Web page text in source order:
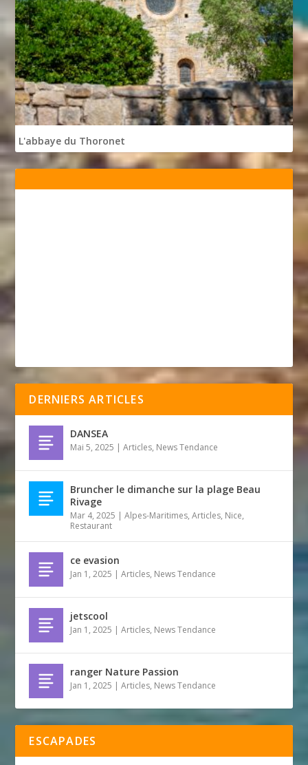
L'abbaye du Thoronet
DERNIERS ARTICLES
DANSEA
Mai 5, 2025 |Articles, News Tendance
Bruncher le dimanche sur la plage Beau
Rivage
Mar 4, 2025 |Alpes-Maritimes,Articles, Nice,
Restaurant
ce evasion
Jan 1, 2025 |Articles, News Tendance
jetscool
Jan 1, 2025 |Articles, News Tendance
ranger Nature Passion
Jan 1, 2025 |Articles, News Tendance
ESCAPADES